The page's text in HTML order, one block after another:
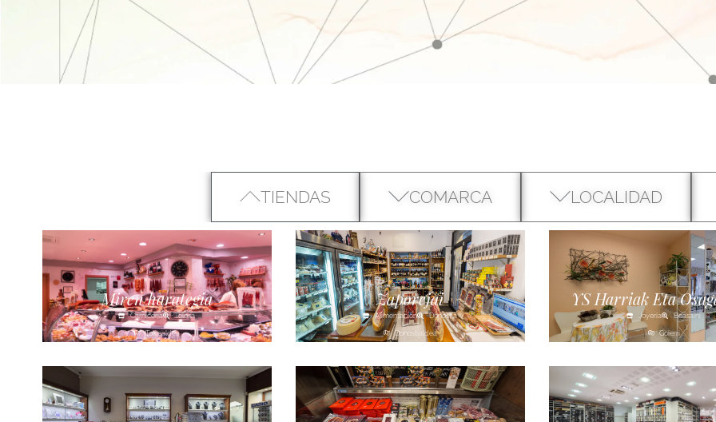
TIENDAS COMARCA LOCALIDAD
Miren harategia
Carnicería Tolosa
Tolosaldea
Zaporejai
Alimentación Donostia
Donostialdea
YS Harriak Eta
Joyería Beasaini
Goierri